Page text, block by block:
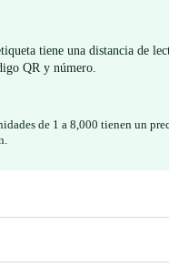
tiene una distancia de
QR y número.
de 1 a 8,000 tienen un